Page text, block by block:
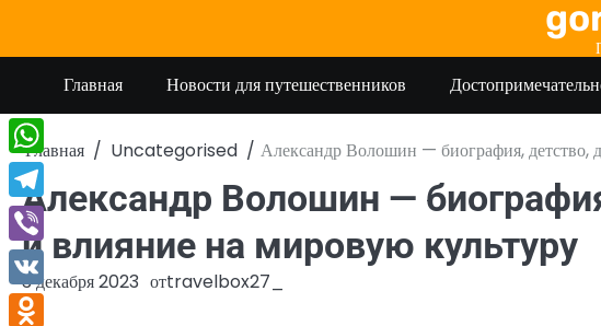
содержимому
Главная Новости для путешественников
Главная Uncategorised Александр Волошин — биография, детство,
Александр Волошин —
и влияние на мировую культуру
3 декабря 2023 отtravelbox27_
WhatsApp
Telegram
Viber
VK